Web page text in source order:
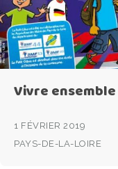
Vivre ensemble
1 FÉVRIER 2019
PAYS-DE-LA-LOIRE